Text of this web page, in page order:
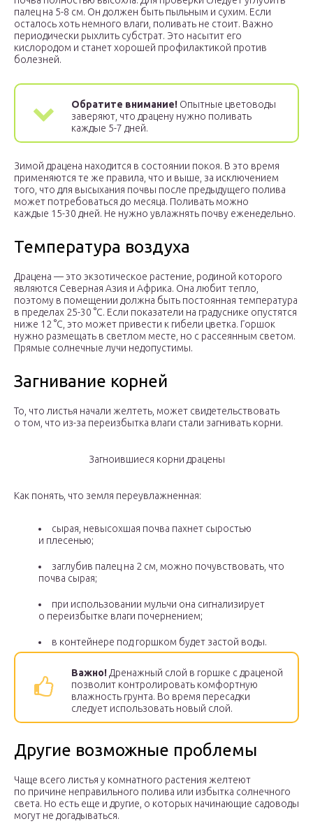
палец на 5-8 см. Он должен быть пыльным и сухим. Если
осталось хоть немного влаги, поливать не стоит. Важно
периодически рыхлить субстрат. Это насытит его
кислородом и станет хорошей профилактикой против
болезней.
Обратите внимание! Опытные цветоводы
заверяют, что драцену нужно поливать
каждые 5-7 дней.
Зимой драцена находится в состоянии покоя. В это время
применяются те же правила, что и выше, за исключением
того, что для высыхания почвы после предыдущего полива
может потребоваться до месяца. Поливать можно
каждые 15-30 дней. Не нужно увлажнять почву еженедельно.
Температура воздуха
Драцена — это экзотическое растение, родиной которого
являются Северная Азия и Африка. Она любит тепло,
поэтому в помещении должна быть постоянная температура
в пределах 25-30 °С. Если показатели на градуснике опустятся
ниже 12 °С, это может привести к гибели цветка. Горшок
нужно размещать в светлом месте, но с рассеянным светом.
Прямые солнечные лучи недопустимы.
Загнивание корней
То, что листья начали желтеть, может свидетельствовать
о том, что из-за переизбытка влаги стали загнивать корни.
Загноившиеся корни драцены
Как понять, что земля переувлажненная:
сырая, невысохшая почва пахнет сыростью
и плесенью;
заглубив палец на 2 см, можно почувствовать, что
почва сырая;
при использовании мульчи она сигнализирует
о переизбытке влаги почернением;
в контейнере под горшком будет застой воды.
Важно! Дренажный слой в горшке с драценой
позволит контролировать комфортную
влажность грунта. Во время пересадки
следует использовать новый слой.
Другие возможные проблемы
Чаще всего листья у комнатного растения желтеют
по причине неправильного полива или избытка солнечного
света. Но есть еще и другие, о которых начинающие садоводы
могут не догадываться.